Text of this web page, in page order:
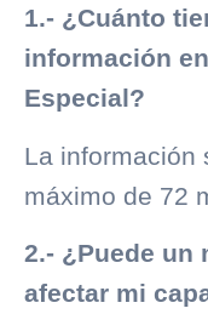
1.- ¿Cuánto
información
Especial?
La información
máximo de 72
2.- ¿Puede un
afectar mi